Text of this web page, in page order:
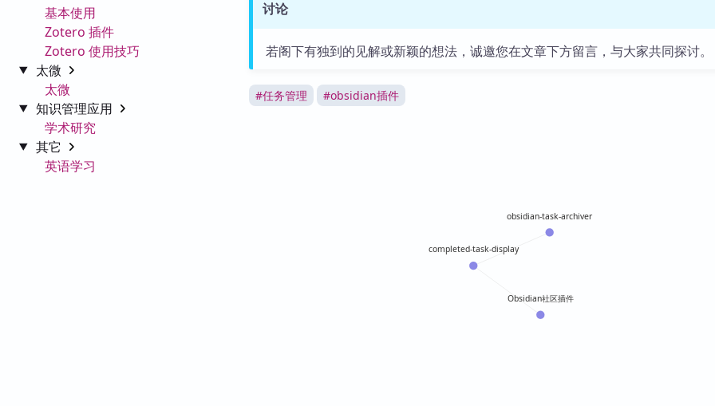
基本使用
Zotero 插件
Zotero 使用技巧
太微
太微
知识管理应用
学术研究
其它
英语学习
讨论
若阁下有独到的见解或新颖的想法，诚邀您在文章下方留言，与大家共同探讨。
#任务管理 #obsidian插件
completed-task-display
obsidian-task-archiver
Obsidian社区插件